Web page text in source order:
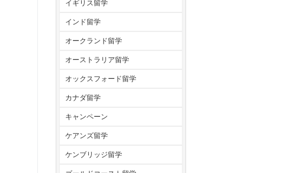
イギリス留学
インド留学
オークランド留学
オーストラリア留学
オックスフォード留学
カナダ留学
キャンペーン
ケアンズ留学
ケンブリッジ留学